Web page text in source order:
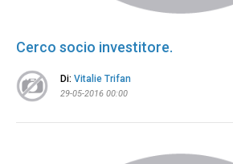
Cerco socio investitore.
Di: Vitalie Trifan
29-05-2016 00:00